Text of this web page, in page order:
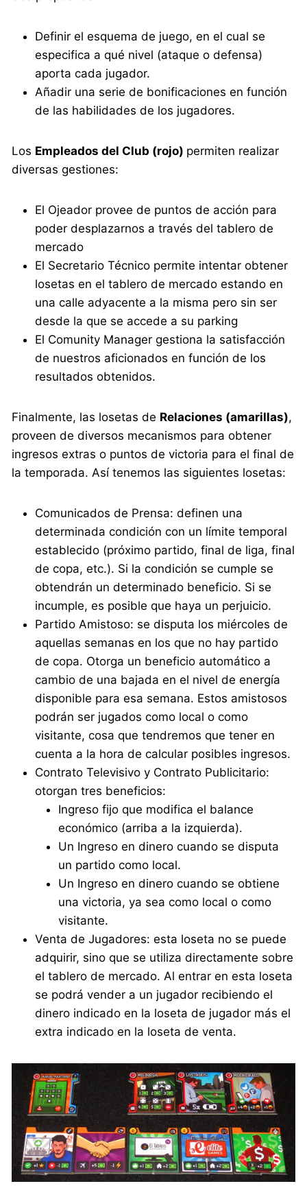
Definir el esquema de juego, en el cual se
especifica a qué nivel (ataque o defensa)
aporta cada jugador.
Añadir una serie de bonificaciones en función
de las habilidades de los jugadores.
Los Empleados del Club (rojo) permiten realizar
diversas gestiones:
El Ojeador provee de puntos de acción para
poder desplazarnos a través del tablero de
mercado
El Secretario Técnico permite intentar obtener
losetas en el tablero de mercado estando en
una calle adyacente a la misma pero sin ser
desde la que se accede a su parking
El Comunity Manager gestiona la satisfacción
de nuestros aficionados en función de los
resultados obtenidos.
Finalmente, las losetas de Relaciones (amarillas),
proveen de diversos mecanismos para obtener
ingresos extras o puntos de victoria para el final de
la temporada. Así tenemos las siguientes losetas:
Comunicados de Prensa: definen una
determinada condición con un límite temporal
establecido (próximo partido, final de liga, final
de copa, etc.). Si la condición se cumple se
obtendrán un determinado beneficio. Si se
incumple, es posible que haya un perjuicio.
Partido Amistoso: se disputa los miércoles de
aquellas semanas en los que no hay partido
de copa. Otorga un beneficio automático a
cambio de una bajada en el nivel de energía
disponible para esa semana. Estos amistosos
podrán ser jugados como local o como
visitante, cosa que tendremos que tener en
cuenta a la hora de calcular posibles ingresos.
Contrato Televisivo y Contrato Publicitario:
otorgan tres beneficios:
Ingreso fijo que modifica el balance
económico (arriba a la izquierda).
Un Ingreso en dinero cuando se disputa
un partido como local.
Un Ingreso en dinero cuando se obtiene
una victoria, ya sea como local o como
visitante.
Venta de Jugadores: esta loseta no se puede
adquirir, sino que se utiliza directamente sobre
el tablero de mercado. Al entrar en esta loseta
se podrá vender a un jugador recibiendo el
dinero indicado en la loseta de jugador más el
extra indicado en la loseta de venta.